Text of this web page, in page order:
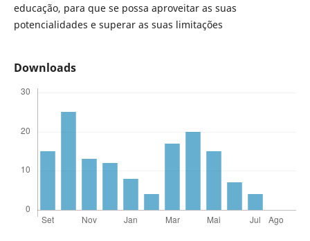
educação, para que se possa aproveitar as suas
potencialidades e superar as suas limitações
Downloads